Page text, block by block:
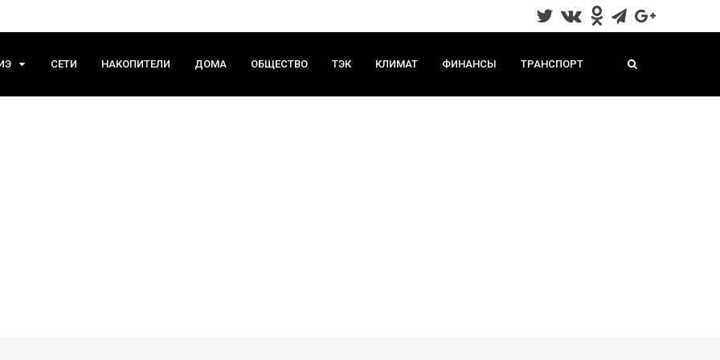
СЕТИ НАКОПИТЕЛИ ДОМА ОБЩЕСТВО ТЭК КЛИМАТ ФИНАНСЫ ТРАНСПОРТ